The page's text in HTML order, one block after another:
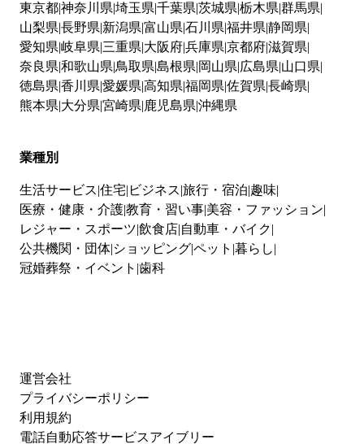
東京都神奈川県 埼玉県 千葉県 茨城県 栃木県 群馬県
山梨県 長野県 新潟県 富山県 石川県 福井県 静岡県
愛知県 岐阜県 三重県 大阪府兵庫県 京都府滋賀県
奈良県 和歌山県 鳥取県 島根県 岡山県 広島県 山口県
徳島県 香川県 愛媛県 高知県 福岡県 佐賀県 長崎県
熊本県 大分県 宮崎県 鹿児島県 沖縄県
業種別
生活サービス 住宅 ビジネス 旅行・宿泊 趣味
医療・健康・介護教育・習い事 美容・ファッション
レジャー・スポーツ 飲食店 自動車・バイク
公共機関・団体 ショッピングペット 暮らし
冠婚葬祭・イベント 歯科
運営会社
プライバシーポリシー
利用規約
電話自動応答サービスアイブリー